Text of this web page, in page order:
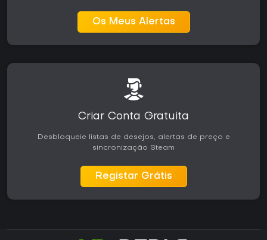
Os Meus Alertas
Criar Conta Gratuita
Desbloqueie listas de desejos, alertas de preço e
sincronização Steam
Registar Grátis